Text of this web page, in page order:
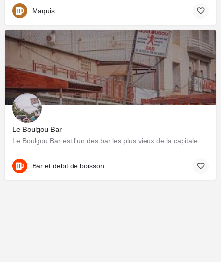
Maquis
Le Boulgou Bar
Bar et débit de boisson